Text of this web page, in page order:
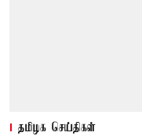
தமிழக செய்திகள்